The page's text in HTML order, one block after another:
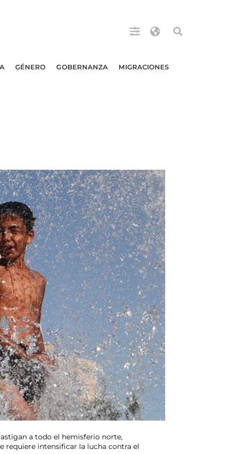
GÉNERO GOBERNANZA MIGRACIONES
a todo el hemisferio norte,
requiere intensificar la lucha contra el